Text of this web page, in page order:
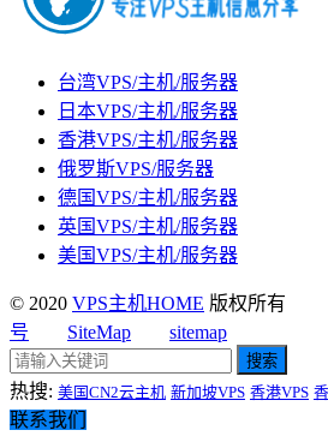
台湾VPS/主机/服务器
日本VPS/主机/服务器
香港VPS/主机/服务器
俄罗斯VPS/服务器
德国VPS/主机/服务器
英国VPS/主机/服务器
美国VPS/主机/服务器
© 2020 VPS主机HOME 版权所有
号
SiteMap sitemap
搜索
热搜: 美国CN2云主机 新加坡VPS 香港VPS
联系我们